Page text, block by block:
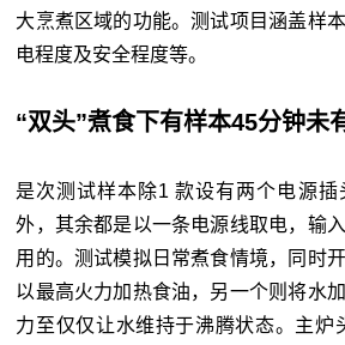
大烹煮区域的功能。测试项目涵盖样
电程度及安全程度等。
“双头”煮食下有样本45分钟未
是次测试样本除1 款设有两个电源
外，其余都是以一条电源线取电，输
用的。测试模拟日常煮食情境，同时
以最高火力加热食油，另一个则将水
力至仅仅让水维持于沸腾状态。主炉